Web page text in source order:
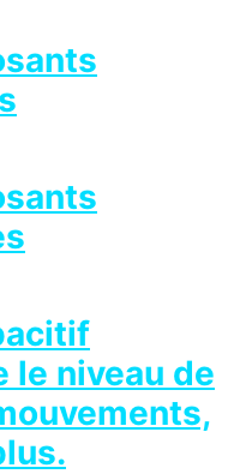
le niveau de